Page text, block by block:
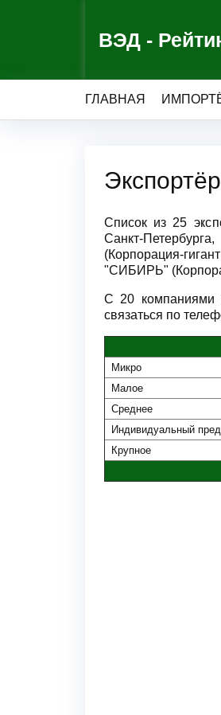
ВЭД -
ГЛАВНАЯ
Список из 25
Санкт-
(Корпорация-
"СИБИРЬ"
С 20 компаниями
связаться по
Микро
Малое
Среднее
Индивидуальный
Крупное